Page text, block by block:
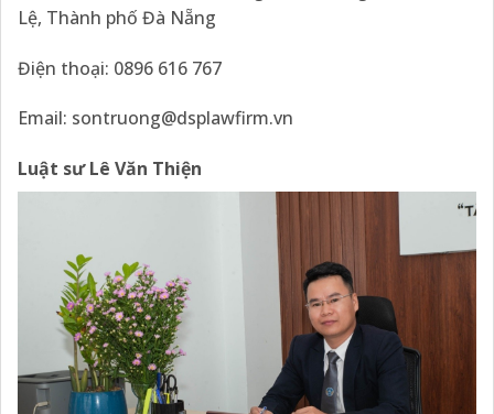
Lệ, Thành phố Đà Nẵng
Điện thoại: 0896 616 767
Email: sontruong@dsplawfirm.vn
Luật sư Lê Văn Thiện